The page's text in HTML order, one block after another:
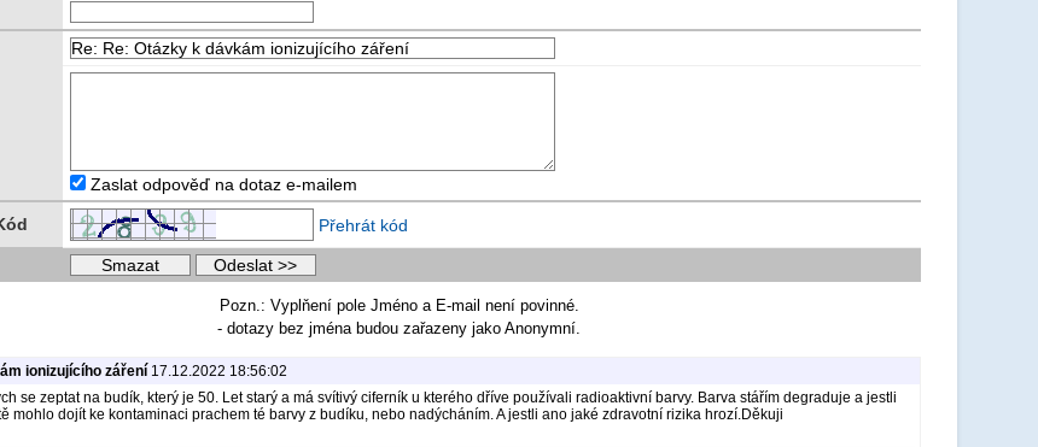
Zaslat odpověď na dotaz e-mailem
Přehrát kód
Pozn.: Vyplňení pole Jméno a E-mail není povinné.
- dotazy bez jména budou zařazeny jako Anonymní.
ionizujícího záření 17.12.2022 18:56:02
se zeptat na budík, který je 50. Let starý a má svítivý ciferník u kterého dříve používali radioaktivní barvy. Barva stářím degraduje a jestli
mohlo dojít ke kontaminaci prachem té barvy z budíku, nebo nadýcháním. A jestli ano jaké zdravotní rizika hrozí.Děkuji